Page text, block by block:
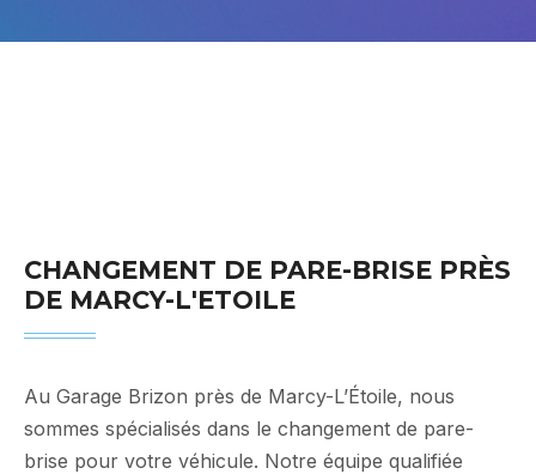
CHANGEMENT DE PARE-BRISE PRÈS
DE MARCY-L'ETOILE
Au Garage Brizon près de Marcy-L’Étoile, nous
sommes spécialisés dans le changement de pare-
brise pour votre véhicule. Notre équipe qualifiée